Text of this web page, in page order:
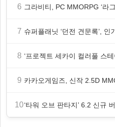
6
7
8
9
10